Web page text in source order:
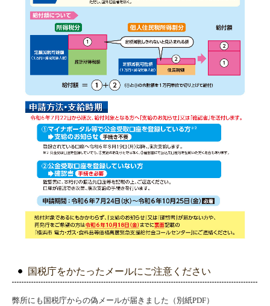
国税庁をかたったメールにご注意ください
弊所にも国税庁からの偽メールが届きました（別紙PDF）